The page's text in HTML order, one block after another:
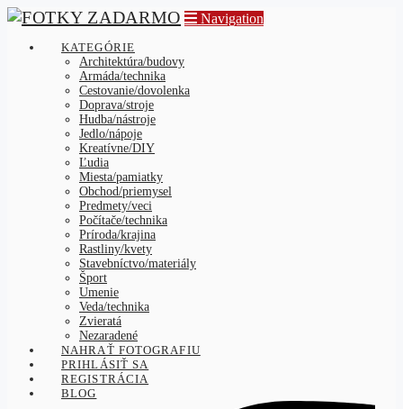
Navigation
KATEGÓRIE
Architektúra/budovy
Armáda/technika
Cestovanie/dovolenka
Doprava/stroje
Hudba/nástroje
Jedlo/nápoje
Kreatívne/DIY
Ľudia
Miesta/pamiatky
Obchod/priemysel
Predmety/veci
Počítače/technika
Príroda/krajina
Rastliny/kvety
Stavebníctvo/materiály
Šport
Umenie
Veda/technika
Zvieratá
Nezaradené
NAHRAŤ FOTOGRAFIU
PRIHLÁSIŤ SA
REGISTRÁCIA
BLOG